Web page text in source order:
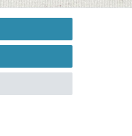
Uhr,
8.00 -
Uhr